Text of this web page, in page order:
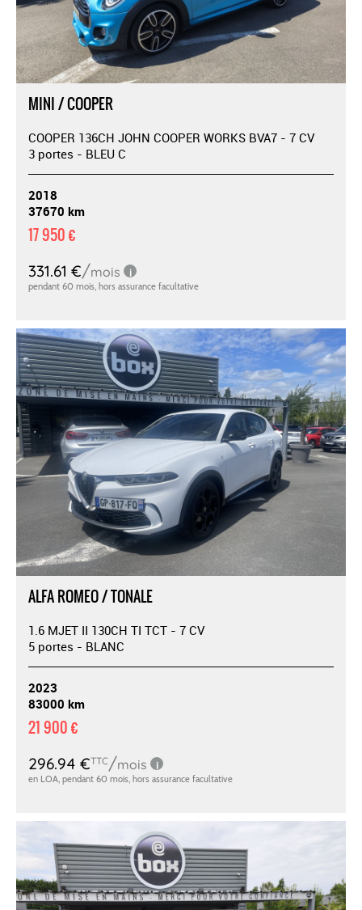
MINI / COOPER
COOPER 136CH JOHN COOPER WORKS BVA7 - 7 CV
3 portes - BLEU C
2018
37670 km
17 950 €
ALFA ROMEO / TONALE
1.6 MJET II 130CH TI TCT - 7 CV
5 portes - BLANC
2023
83000 km
21 900 €